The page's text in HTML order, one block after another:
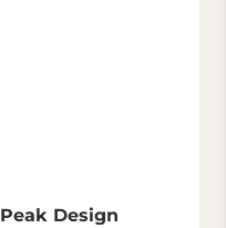
Peak Design